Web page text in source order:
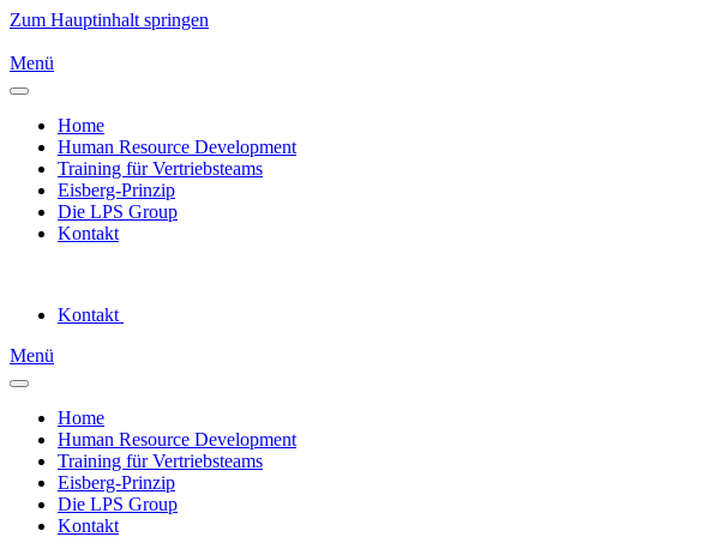
Zum Hauptinhalt springen
Menü
Home
Human Resource Development
Training für Vertriebsteams
Eisberg-Prinzip
Die LPS Group
Kontakt
Kontakt
Menü
Home
Human Resource Development
Training für Vertriebsteams
Eisberg-Prinzip
Die LPS Group
Kontakt